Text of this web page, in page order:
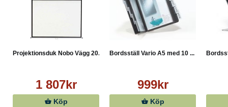
Projektionsduk Nobo Vägg 20...
1 807kr
Köp
Bordsställ Vario A5 med 10 ...
999kr
Köp